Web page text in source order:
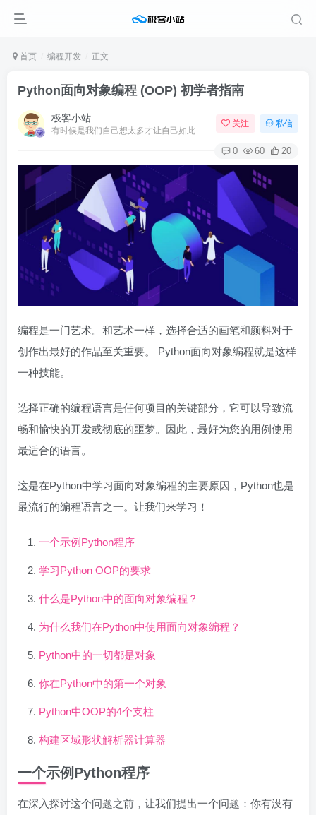
首页 编程开发 正文
Python面向对象编程 (OOP) 初学者指南
极客小站 关注 私信
0 60 20
编程是一门艺术。和艺术一样，选择合适的画笔和颜料对于
创作出最好的作品至关重要。 Python面向对象编程就是这样
一种技能。
选择正确的编程语言是任何项目的关键部分，它可以导致流
畅和愉快的开发或彻底的噩梦。因此，最好为您的用例使用
最适合的语言。
这是在Python中学习面向对象编程的主要原因，Python也是
最流行的编程语言之一。让我们来学习！
一个示例Python程序
学习Python OOP的要求
什么是Python中的面向对象编程？
为什么我们在Python中使用面向对象编程？
Python中的一切都是对象
你在Python中的第一个对象
Python中OOP的4个支柱
构建区域形状解析器计算器
一个示例Python程序
在深入探讨这个问题之前，让我们提出一个问题：你有没有